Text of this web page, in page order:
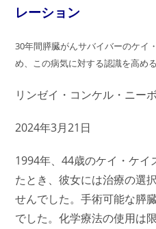
レーション
30年間膵臓がんサバイバーのケイ
め、この病気に対する認識を高め
リンゼイ・コンケル・ニー
2024年3月21日
1994年、44歳のケイ・ケイ
たとき、彼女には治療の選
せんでした。手術可能な膵
でした。化学療法の使用は